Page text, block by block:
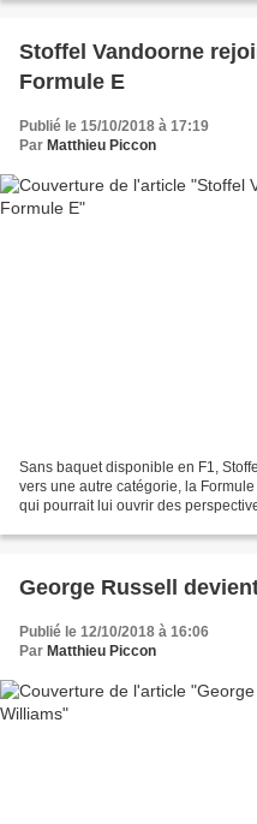
Stoffel Vandoorne
Formule E
Publié le 15/10/2018 à 17:19
Par Matthieu Piccon
Sans baquet disponible en F1,
vers une autre catégorie, la
qui pourrait lui ouvrir des
George Russell
Publié le 12/10/2018 à 16:06
Par Matthieu Piccon